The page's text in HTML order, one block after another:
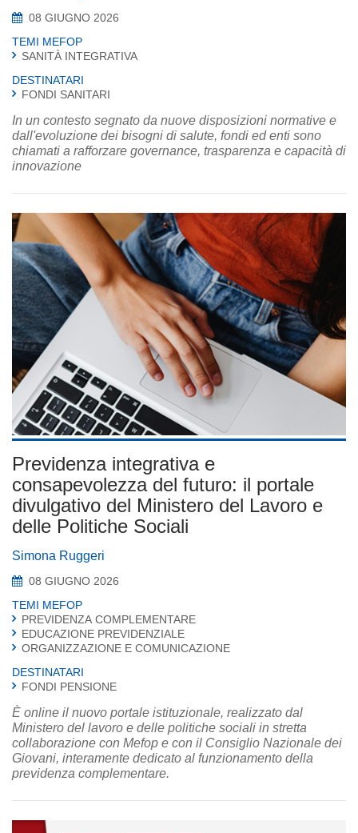
08 GIUGNO 2026
TEMI MEFOP
SANITÀ INTEGRATIVA
DESTINATARI
FONDI SANITARI
In un contesto segnato da nuove disposizioni normative e
dall'evoluzione dei bisogni di salute, fondi ed enti sono
chiamati a rafforzare governance, trasparenza e capacità di
innovazione
Previdenza integrativa e
consapevolezza del futuro: il portale
divulgativo del Ministero del Lavoro e
delle Politiche Sociali
Simona Ruggeri
08 GIUGNO 2026
TEMI MEFOP
PREVIDENZA COMPLEMENTARE
EDUCAZIONE PREVIDENZIALE
ORGANIZZAZIONE E COMUNICAZIONE
DESTINATARI
FONDI PENSIONE
È online il nuovo portale istituzionale, realizzato dal
Ministero del lavoro e delle politiche sociali in stretta
collaborazione con Mefop e con il Consiglio Nazionale dei
Giovani, interamente dedicato al funzionamento della
previdenza complementare.